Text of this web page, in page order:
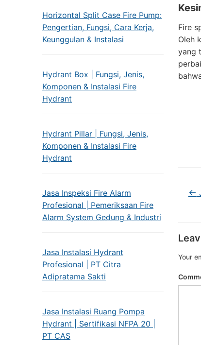
Horizontal Split Case Fire Pump:
Pengertian, Fungsi, Cara Kerja,
Keunggulan & Instalasi
Hydrant Box | Fungsi, Jenis,
Komponen & Instalasi Fire
Hydrant
Hydrant Pillar | Fungsi, Jenis,
Komponen & Instalasi Fire
Hydrant
Jasa Inspeksi Fire Alarm
Profesional | Pemeriksaan Fire
Alarm System Gedung & Industri
Jasa Instalasi Hydrant
Profesional | PT Citra
Adipratama Sakti
Jasa Instalasi Ruang Pompa
Hydrant | Sertifikasi NFPA 20 |
PT CAS
Fire
Oleh
yang
←
Your